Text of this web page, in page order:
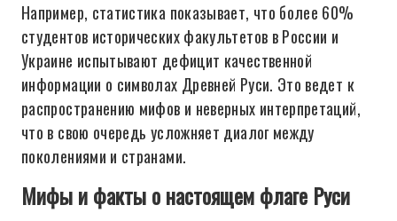
Например, статистика показывает, что более 60%
студентов исторических факультетов в России и
Украине испытывают дефицит качественной
информации о символах Древней Руси. Это ведет к
распространению мифов и неверных интерпретаций,
что в свою очередь усложняет диалог между
поколениями и странами.
Мифы и факты о настоящем флаге Руси